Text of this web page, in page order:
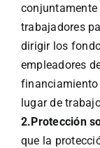
trabajadores
dirigir los
empleadores
financiamiento
lugar de
2.Protección
que la